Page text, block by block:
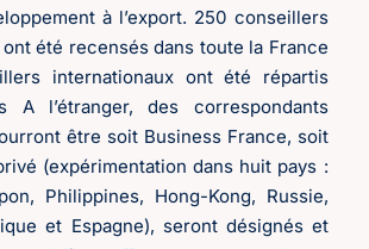
à l’export. 250 conseillers
été recensés dans toute la France
internationaux ont été répartis
A l’étranger, des correspondants
être soit Business France, soit
(expérimentation dans huit pays :
Philippines, Hong-Kong, Russie,
et Espagne), seront désignés et